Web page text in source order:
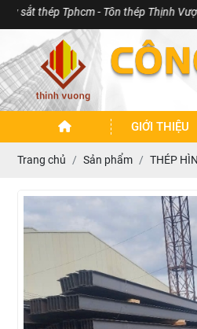
- Tôn thép Thịnh Vượng - Tạo nền
GIỚI THIỆU
Trang chủ Sản phẩm THÉP